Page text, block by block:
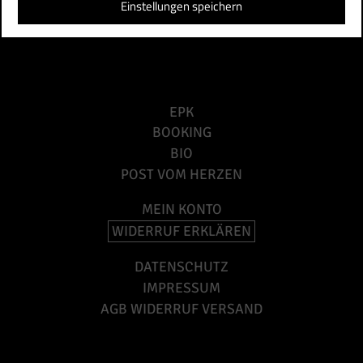
Einstellungen speichern
EPK
BOOKING
BIO
POST VOM HERZEN
MEIN KONTO
WIDERRUF ERKLÄREN
DATENSCHUTZ
IMPRESSUM
AGB WIDERRUF VERSAND